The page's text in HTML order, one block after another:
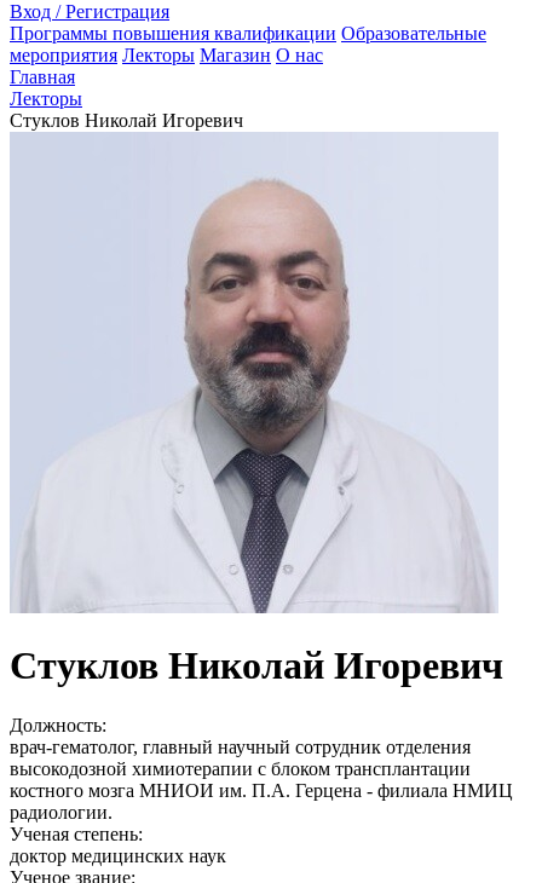
Вход / Регистрация
Программы повышения квалификации Образовательные
мероприятия Лекторы Магазин О нас
Главная
Лекторы
Стуклов Николай Игоревич
Стуклов Николай Игоревич
Должность:
врач-гематолог, главный научный сотрудник отделения
высокодозной химиотерапии с блоком трансплантации
костного мозга МНИОИ им. П.А. Герцена - филиала НМИЦ
радиологии.
Ученая степень:
доктор медицинских наук
Ученое звание: